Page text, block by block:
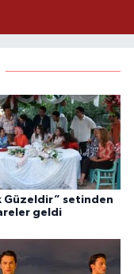
Güzeldir” setinden
geldi